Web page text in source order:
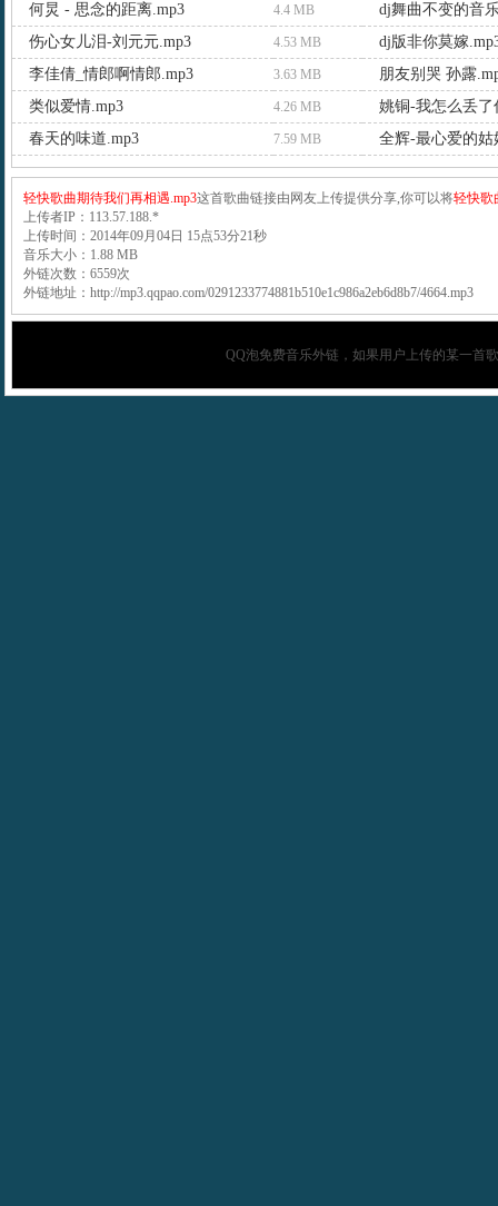
何炅 - 思念的距离.mp3
4.4 MB
dj舞曲不变的音
伤心女儿泪-刘元元.mp3
4.53 MB
dj版非你莫嫁
李佳倩_情郎啊情郎.mp3
3.63 MB
朋友别哭 孙露
类似爱情.mp3
4.26 MB
姚铜-我怎么丢了
春天的味道.mp3
7.59 MB 全辉-最心爱的姑
轻快歌曲期待我们再相遇.mp3这首歌曲链接由网友上传提供分享,你可以将轻快歌
上传者IP：113.57.188.*
上传时间：2014年09月04日 15点53分21秒
音乐大小：1.88 MB
外链次数：6559次
外链地址：http://mp3.qqpao.com/0291233774881b510e1c986a2eb6d8b7/4664.mp3
QQ泡免费音乐外链，如果用户上传的某一首